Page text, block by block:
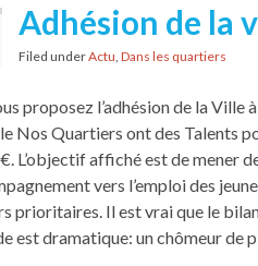
Adhésion de la
Filed underActu Dans les quartiers
proposez l’adhésion de la Ville
Nos Quartiers ont des Talents
L’objectif affiché est de mener
vers l’emploi des
prioritaires. Il est vrai que le
est dramatique: un chômeur de